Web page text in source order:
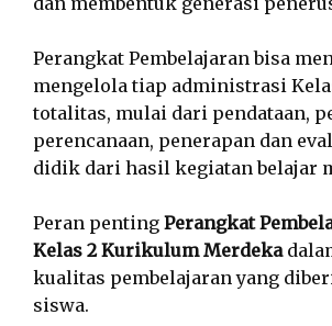
Perangkat Pembelajaran bisa
mengelola tiap administrasi
totalitas, mulai dari pendataan,
perencanaan, penerapan dan
didik dari hasil kegiatan belajar
Peran penting Perangkat
Kelas 2 Kurikulum Merdeka
kualitas pembelajaran yang
siswa.